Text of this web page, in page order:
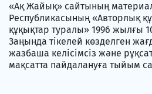
«Ақ Жайық» сайтының
Республикасының «Авторлық
құқықтар туралы» 1996 жылғы
Заңында тікелей көзделген
жазбаша келісімсіз және
мақсатта пайдалануға тыйым